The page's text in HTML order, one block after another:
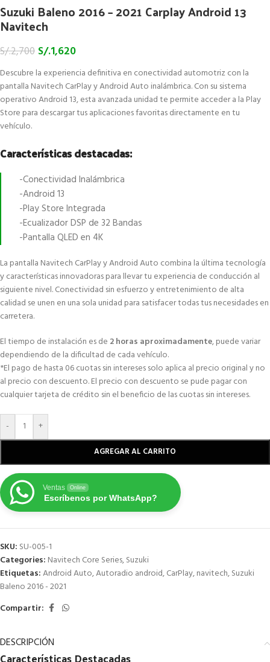
Suzuki Baleno 2016 – 2021 Carplay Android 13
Navitech
S/.2,700 S/.1,620
Descubre la experiencia definitiva en conectividad automotriz con la
pantalla Navitech CarPlay y Android Auto inalámbrica. Con su sistema
operativo Android 13, esta avanzada unidad te permite acceder a la Play
Store para descargar tus aplicaciones favoritas directamente en tu
vehículo.
Características destacadas:
-Conectividad Inalámbrica
-Android 13
-Play Store Integrada
-Ecualizador DSP de 32 Bandas
-Pantalla QLED en 4K
La pantalla Navitech CarPlay y Android Auto combina la última tecnología
y características innovadoras para llevar tu experiencia de conducción al
siguiente nivel. Conectividad sin esfuerzo y entretenimiento de alta
calidad se unen en una sola unidad para satisfacer todas tus necesidades en
carretera.
El tiempo de instalación es de 2 horas aproximadamente, puede variar
dependiendo de la dificultad de cada vehículo.
*El pago de hasta 06 cuotas sin intereses solo aplica al precio original y no
al precio con descuento. El precio con descuento se pude pagar con
cualquier tarjeta de crédito sin el beneficio de las cuotas sin intereses.
- +
AGREGAR AL CARRITO
Ventas Online
Escríbenos por WhatsApp?
SKU: SU-005-1
Categories: Navitech Core Series,Suzuki
Etiquetas:Android Auto,Autoradio android,CarPlay,navitech,Suzuki
Baleno 2016 - 2021
Compartir:
DESCRIPCIÓN